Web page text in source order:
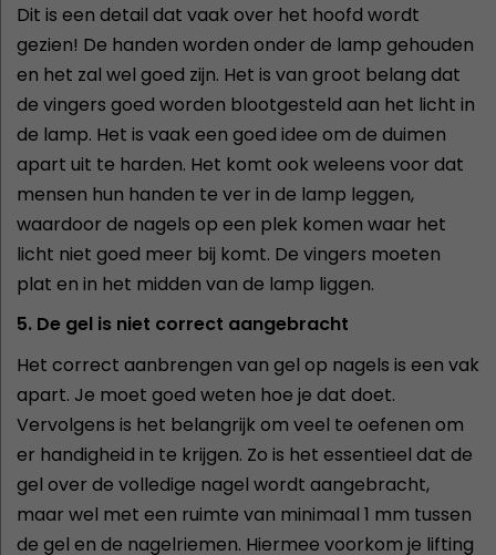
Dit is een detail dat vaak over het hoofd wordt
gezien! De handen worden onder de lamp gehouden
en het zal wel goed zijn. Het is van groot belang dat
de vingers goed worden blootgesteld aan het licht in
de lamp. Het is vaak een goed idee om de duimen
apart uit te harden. Het komt ook weleens voor dat
mensen hun handen te ver in de lamp leggen,
waardoor de nagels op een plek komen waar het
licht niet goed meer bij komt. De vingers moeten
plat en in het midden van de lamp liggen.
5. De gel is niet correct aangebracht
Het correct aanbrengen van gel op nagels is een vak
apart. Je moet goed weten hoe je dat doet.
Vervolgens is het belangrijk om veel te oefenen om
er handigheid in te krijgen. Zo is het essentieel dat de
gel over de volledige nagel wordt aangebracht,
maar wel met een ruimte van minimaal 1 mm tussen
de gel en de nagelriemen. Hiermee voorkom je lifting